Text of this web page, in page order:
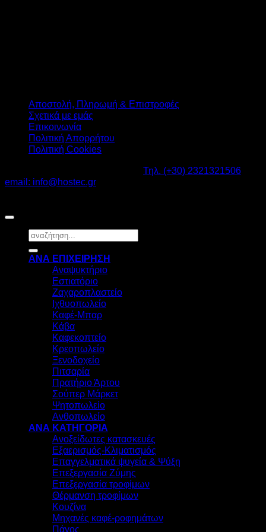
Αποστολή, Πληρωμή & Επιστροφές
Σχετικά με εμάς
Επικοινωνία
Πολιτική Απορρήτου
Πολιτική Cookies
Τηλ. (+30) 2321321506
email: info@hostec.gr
Αναζήτηση
για:
ΑΝΑ ΕΠΙΧΕΙΡΗΣΗ
Αναψυκτήριο
Εστιατόριο
Ζαχαροπλαστείο
Ιχθυοπωλείο
Καφέ-Μπαρ
Κάβα
Καφεκοπτείο
Κρεοπωλείο
Ξενοδοχείο
Πιτσαρία
Πρατήριο Άρτου
Σούπερ Μάρκετ
Ψητοπωλείο
Ανθοπωλείο
ΑΝΑ ΚΑΤΗΓΟΡΙΑ
Ανοξείδωτες κατασκευές
Εξαερισμός-Κλιματισμός
Επαγγελματικά ψυγεία & Ψύξη
Επεξεργασία Ζύμης
Επεξεργασία τροφίμων
Θέρμανση τροφίμων
Κουζίνα
Μηχανές καφέ-ροφημάτων
Πάγος